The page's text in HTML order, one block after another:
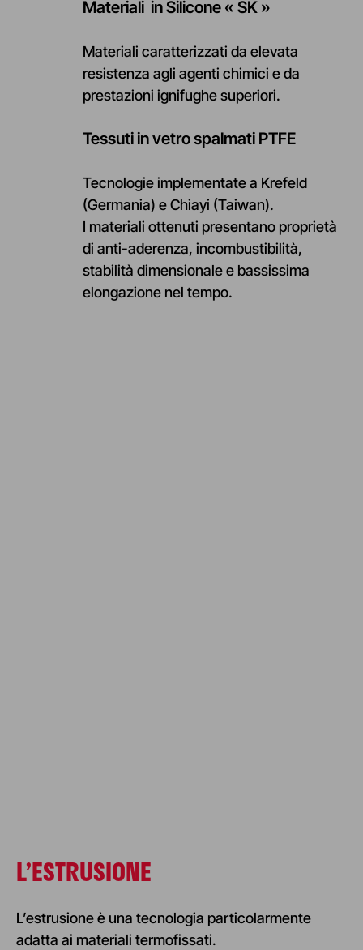
Materiali in Silicone « SK »
Materiali caratterizzati da elevata
resistenza agli agenti chimici e da
prestazioni ignifughe superiori.
TessutiinvetrospalmatiPTFE
Tecnologie implementate a Krefeld
(Germania) e Chiayi (Taiwan).
I materiali ottenuti presentano proprietà
di anti-aderenza, incombustibilità,
stabilità dimensionale e bassissima
elongazione nel tempo.
L’ESTRUSIONE
L’estrusione è una tecnologia particolarmente
adatta ai materiali termofissati.